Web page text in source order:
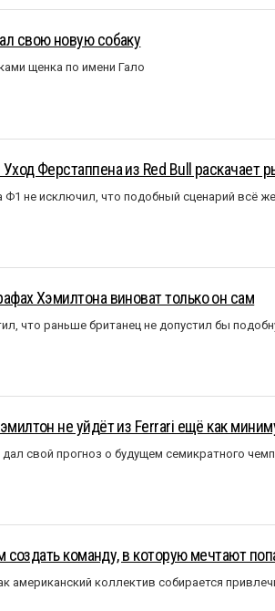
свою новую собаку
щенка по имени Гало
Ферстаппена из Red Bull раскачает
Ф1 не исключил, что подобный сценарий всё
Хэмилтона виноват только он сам
что раньше британец не допустил бы
не уйдёт из Ferrari ещё как
свой прогноз о будущем семикратного
создать команду, в которую мечтают
американский коллектив собирается